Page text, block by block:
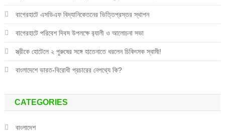
বাগেরহাটে এসডিএফ বিদ্যানিকেতনের ভিত্তিপ্রস্তর স্থাপন
বাগেরহাটে পরিবেশ দিবস উপলক্ষে র‌্যালী ও আলোচনা সভা
স্ত্রীকে হোটেলে ২ পুরুষের সঙ্গে হাতেনাতে ধরলেন চিকিৎসক স্বামী!
বাংলাদেশে ভারত-বিরোধী প্রচারের নেপথ্যে কি?
CATEGORIES
বাংলাদেশ